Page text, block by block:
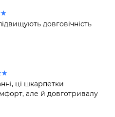
довговічність
ці шкарпетки
але й довготривалу